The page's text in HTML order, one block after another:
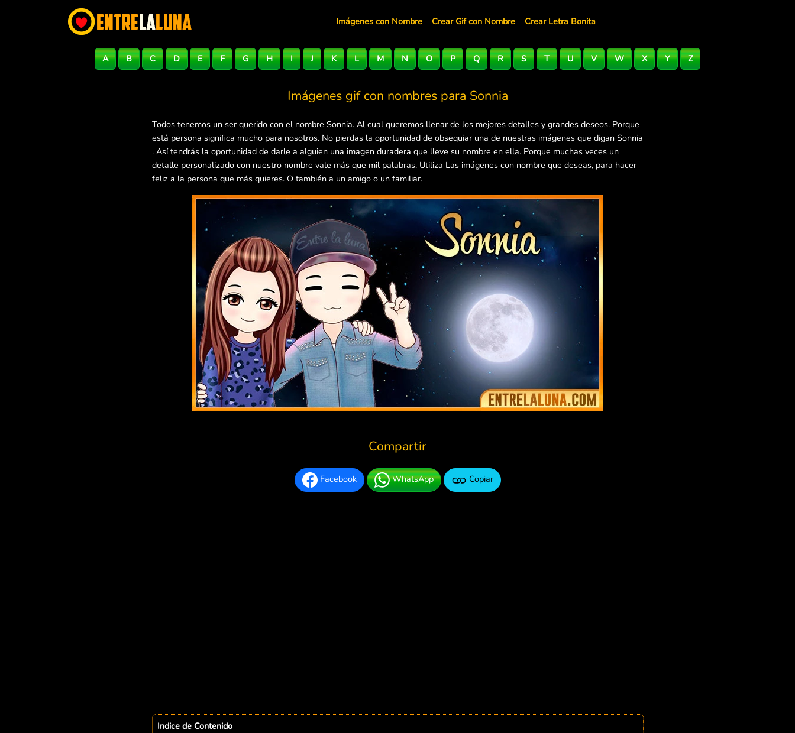
Imágenes con Nombre Crear Gif con Nombre Crear Letra Bonita
A B C D E F G H I J K L M N O P Q R S T U V W X Y Z
Imágenes gif con nombres para Sonnia
Todos tenemos un ser querido con el nombre Sonnia. Al cual queremos llenar de los mejores detalles y grandes deseos. Porque
está persona significa mucho para nosotros. No pierdas la oportunidad de obsequiar una de nuestras imágenes que digan Sonnia
. Así tendrás la oportunidad de darle a alguien una imagen duradera que lleve su nombre en ella. Porque muchas veces un
detalle personalizado con nuestro nombre vale más que mil palabras. Utiliza Las imágenes con nombre que deseas, para hacer
feliz a la persona que más quieres. O también a un amigo o un familiar.
Compartir
Facebook WhatsApp Copiar
Indice de Contenido